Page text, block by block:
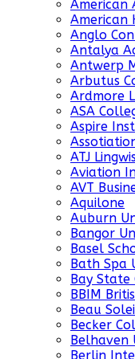
American
American
Anglo
Antalya
Antwerp
Arbutus
Ardmore
ASA
Aspire
ATJ
Aviation
AVT
Aquilone
Auburn
Bangor
Basel
Bath Spa
Bay State
BBIM
Beau
Becker
Belhaven
Berlin